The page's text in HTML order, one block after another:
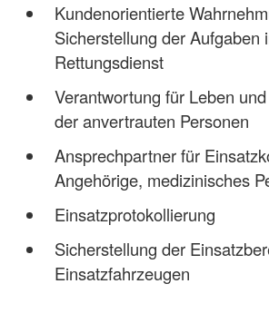
Kundenorientierte
Sicherstellung der Aufgaben
Rettungsdienst
Verantwortung für Leben
der anvertrauten Personen
Ansprechpartner für
Angehörige, medizinisches
Einsatzprotokollierung
Sicherstellung der
Einsatzfahrzeugen